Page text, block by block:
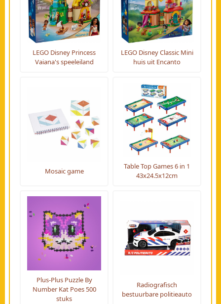
LEGO Disney Princess
Vaiana's speeleiland
LEGO Disney Classic Mini
huis uit Encanto
Mosaic game
Table Top Games 6 in 1
43x24.5x12cm
Plus-Plus Puzzle By
Number Kat Poes 500
stuks
Radiografisch
bestuurbare politieauto